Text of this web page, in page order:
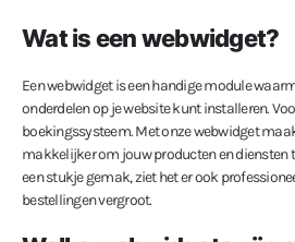
Wat is een webwidget?
Een webwidget is een handige module
onderdelen op je website kunt installeren.
boekingssysteem. Met onze webwidget
makkelijker om jouw producten en diensten
een stukje gemak, ziet het er ook
bestellingen vergroot.